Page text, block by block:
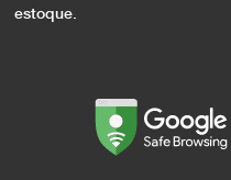
estoque.